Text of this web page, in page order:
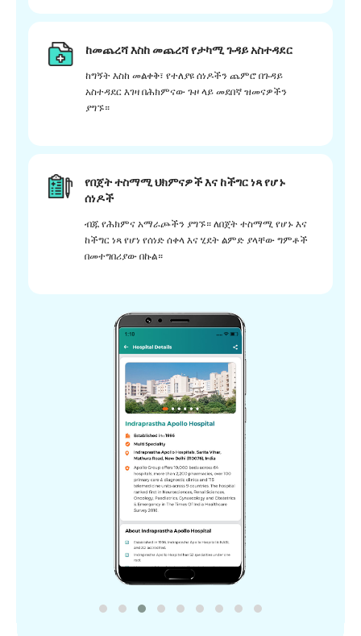
ከመጨረሻ እስከ መጨረሻ የታካሚ ጉዳይ አስተዳደር
ከግኝት እስከ መልቀቅ፣ የተለያዩ ሰነዶችን ጨምሮ በጉዳይ
አስተዳደር እገዛ በሕክምናው ጉዞ ላይ መደበኛ ዝመናዎችን
ያግኙ።
የበጀት ተስማሚ ህክምናዎች እና ከችግር ነጻ የሆኑ
ሰነዶች
ብጁ የሕክምና አማራጮችን ያግኙ። ለበጀት ተስማሚ የሆኑ እና
ከችግር ነጻ የሆነ የሰነድ ሰቀላ እና ሂደት ልምድ ያላቸው ግምቶች
በመተግበሪያው በኩል።